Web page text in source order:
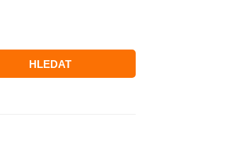
HLEDAT